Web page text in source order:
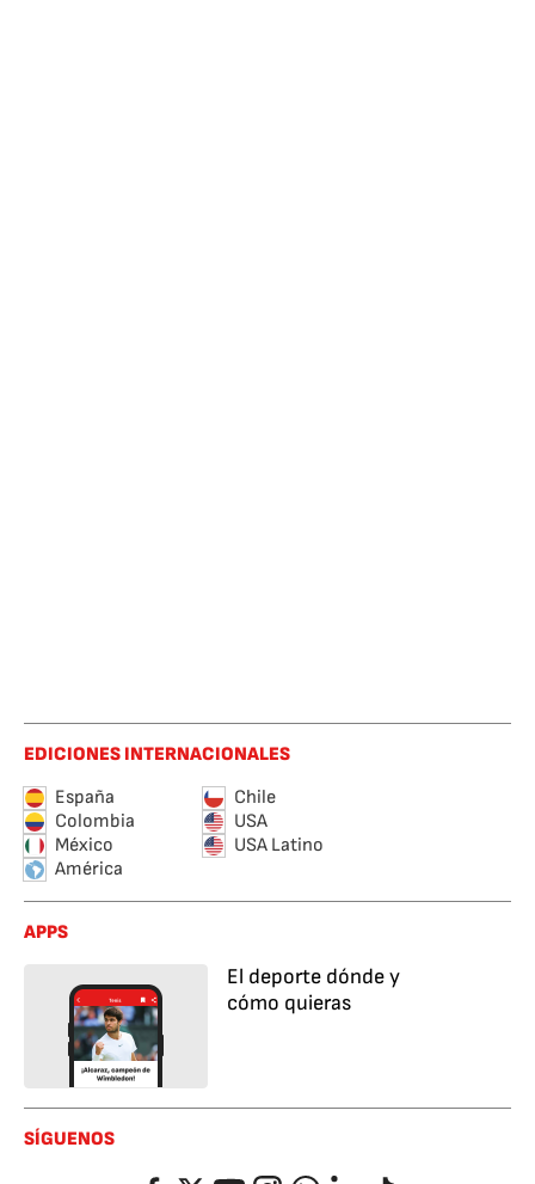
EDICIONES INTERNACIONALES
España
Chile
Colombia
USA
México
USA Latino
América
APPS
El deporte dónde y
cómo quieras
SÍGUENOS